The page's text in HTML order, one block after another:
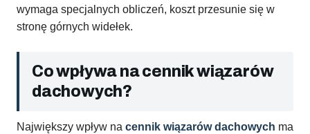
wymaga specjalnych obliczeń, koszt przesunie się w
stronę górnych widełek.
Co wpływa na cennik wiązarów
dachowych?
Największy wpływ na cennik wiązarów dachowych ma